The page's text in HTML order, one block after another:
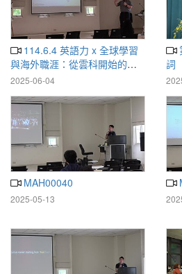
114.6.4 英語力 x 全球學習
與海外職涯：從雲科開始的未
知旅程
2025-06-04
第六任校長就職典禮 校長致
詞
MAH00040
2025-05-13